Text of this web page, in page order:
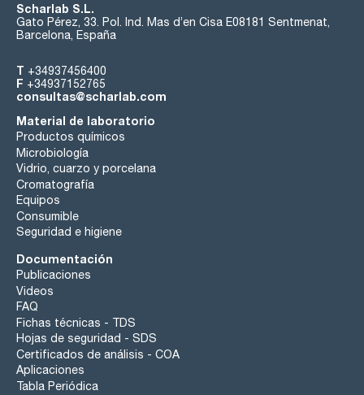
Scharlab S.L.
Gato Pérez, 33. Pol. Ind. Mas d’en Cisa E08181 Sentmenat,
Barcelona, España
T +34937456400
F +34937152765
consultas@scharlab.com
Material de laboratorio
Productos químicos
Microbiología
Vidrio, cuarzo y porcelana
Cromatografía
Equipos
Consumible
Seguridad e higiene
Documentación
Publicaciones
Videos
FAQ
Fichas técnicas - TDS
Hojas de seguridad - SDS
Certificados de análisis - COA
Aplicaciones
Tabla Periódica